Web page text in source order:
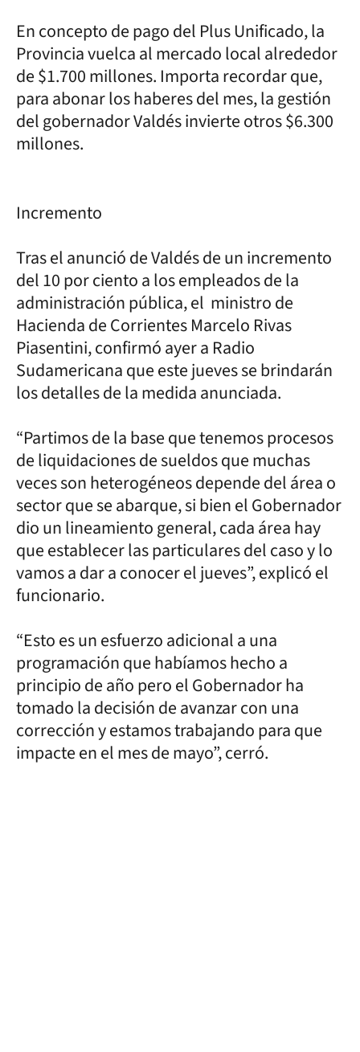
En concepto de pago del Plus Unificado, la
Provincia vuelca al mercado local alrededor
de $1.700 millones. Importa recordar que,
para abonar los haberes del mes, la gestión
del gobernador Valdés invierte otros $6.300
millones.
Incremento
Tras el anunció de Valdés de un incremento
del 10 por ciento a los empleados de la
administración pública, el ministro de
Hacienda de Corrientes Marcelo Rivas
Piasentini, confirmó ayer a Radio
Sudamericana que este jueves se brindarán
los detalles de la medida anunciada.
“Partimos de la base que tenemos procesos
de liquidaciones de sueldos que muchas
veces son heterogéneos depende del área o
sector que se abarque, si bien el Gobernador
dio un lineamiento general, cada área hay
que establecer las particulares del caso y lo
vamos a dar a conocer el jueves”, explicó el
funcionario.
“Esto es un esfuerzo adicional a una
programación que habíamos hecho a
principio de año pero el Gobernador ha
tomado la decisión de avanzar con una
corrección y estamos trabajando para que
impacte en el mes de mayo”, cerró.